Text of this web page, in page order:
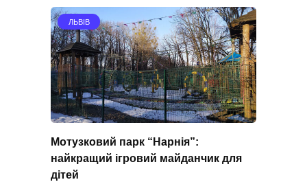
ЛЬВІВ
Мотузковий парк “Нарнія”:
найкращий ігровий майданчик для
дітей